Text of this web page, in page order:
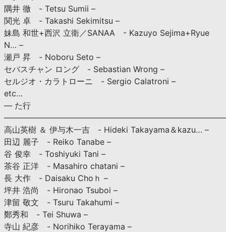
隅井 徹 - Tetsu Sumii –
関光 卓 - Takashi Sekimitsu –
妹島 和世+西沢 立衛／SANAA - Kazuyo Sejima+Ryue
N… –
瀬戸 昇 - Noboru Seto –
セバスチャン ロング - Sebastian Wrong –
セルジオ・カラトローニ - Sergio Calatroni –
etc…
— た行
高山英樹 ＆ 伊与木一吉 - Hideki Takayama＆kazu… –
田辺 麗子 - Reiko Tanabe –
谷 俊幸 - Toshiyuki Tani –
茶谷 正洋 - Masahiro chatani –
長 大作 - Daisaku Choｈ –
坪井 浩尚 - Hironao Tsuboi –
津留 敬文 - Tsuru Takahumi –
鄭秀和 - Tei Shuwa –
寺山 紀彦 - Norihiko Terayama –